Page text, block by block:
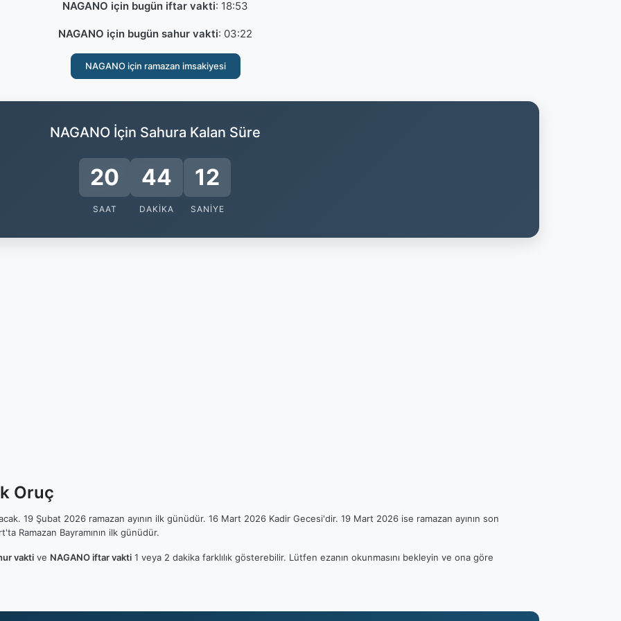
NAGANO için bugün iftar vakti: 18:53
NAGANO için bugün sahur vakti: 03:22
NAGANO için ramazan imsakiyesi
NAGANO İçin Sahura Kalan Süre
20
SAAT
44
DAKIKA
11
SANIYE
Oruç
19 Şubat 2026 ramazan ayının ilk günüdür. 16 Mart 2026 Kadir Gecesi'dir. 19 Mart 2026 ise ramazan ayının son
Ramazan Bayramının ilk günüdür.
vakti ve NAGANO iftar vakti 1 veya 2 dakika farklılık gösterebilir. Lütfen ezanın okunmasını bekleyin ve ona göre